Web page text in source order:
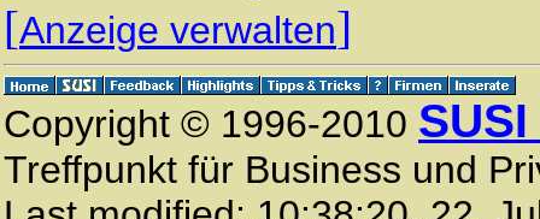
[Anzeige verwalten]
Copyright © 1996-2010 SUSI
Treffpunkt für Business und